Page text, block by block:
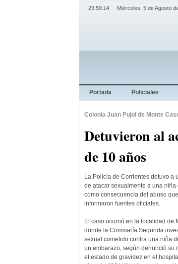
23:59:15 Miércoles, 5 de Agosto
Portada Policiales
Colonia Juan Pujol de Monte
Detuvieron al
de 10 años
La Policía de Corrientes detuvo a
de atacar sexualmente a una niña
como consecuencia del abuso
informaron fuentes oficiales.
El caso ocurrió en la localidad de
donde la Comisaría Segunda
sexual cometido contra una niña
un embarazo, según denunció su
el estado de gravidez en el